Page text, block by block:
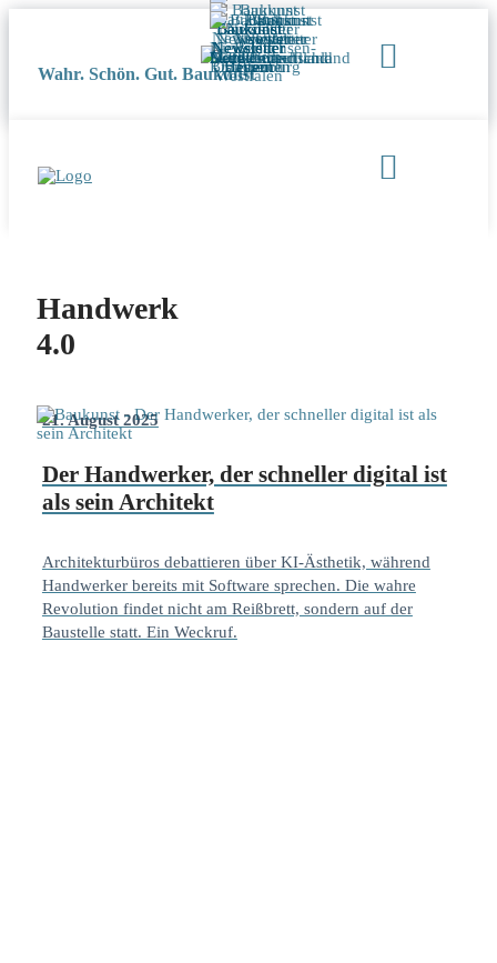
Wahr. Schön. Gut. Baukunst
Handwerk
4.0
21. August 2025
Der Handwerker, der schneller digital ist
als sein Architekt
Architekturbüros debattieren über KI-Ästhetik, während
Handwerker bereits mit Software sprechen. Die wahre
Revolution findet nicht am Reißbrett, sondern auf der
Baustelle statt. Ein Weckruf.